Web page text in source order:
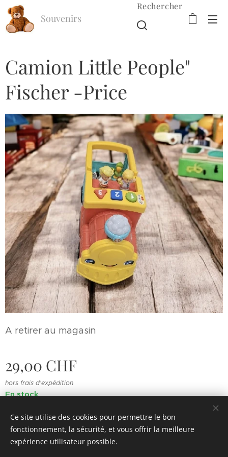
Souvenirs
Rechercher
Camion Little People"
Fischer -Price
A retirer au magasin
29,00 CHF
hors frais d'expédition
En stock
Ce site utilise des cookies pour permettre le bon
fonctionnement, la sécurité, et vous offrir la meilleure
expérience utilisateur possible.